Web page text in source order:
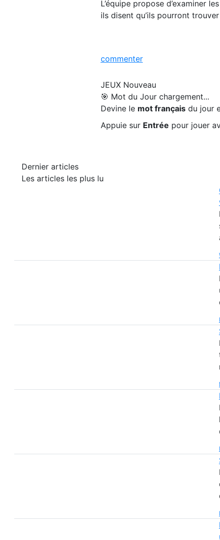
L’équipe propose d’examiner
ils disent qu’ils pourront
commenter
JEUX Nouveau
🎯 Mot du Jour chargement...
Devine le mot françaisdu jour
Appuie sur Entrée pour jouer
Dernier articles
Les articles les plus lu